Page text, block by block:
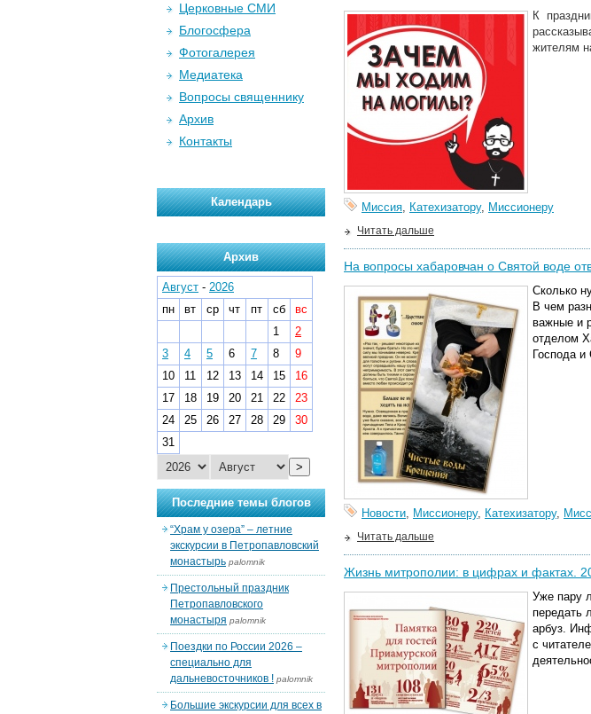
К
жителям
Миссия, Катехизатору, Миссионеру
Читать дальше
На вопросы хабаровчан о Святой воде
Сколько
В чем
важные и
отделом
Господа
Новости, Миссионеру, Катехизатору,
Читать дальше
Жизнь митрополии: в цифрах и фактах.
Уже пару
передать
арбуз.
с
Церковные СМИ
Блогосфера
Фотогалерея
Медиатека
Вопросы священнику
Архив
Контакты
Календарь
Архив
Август - 2026
пн
вт ср чт пт сб
вс
1
2
3
4 5 6 7 8
9
10
11 12 13 14 15
16
17
18 19 20 21 22
23
24
25 26 27 28 29
30
31
>
Последние темы блогов
“Храм у озера” – летние
экскурсии в Петропавловский
монастырь palomnik
Престольный праздник
Петропавловского
монастыря palomnik
Поездки по России 2026 –
специально для
дальневосточников ! palomnik
Большие экскурсии для всех в